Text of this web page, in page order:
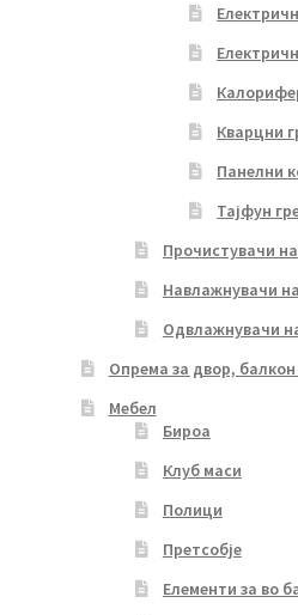
Кварцни
Панелни
Тајфун
Прочистувачи
Навлажнувачи
Одвлажнувачи
Опрема за двор,
Мебел
Бироа
Клуб маси
Полици
Претсобје
Елементи за во